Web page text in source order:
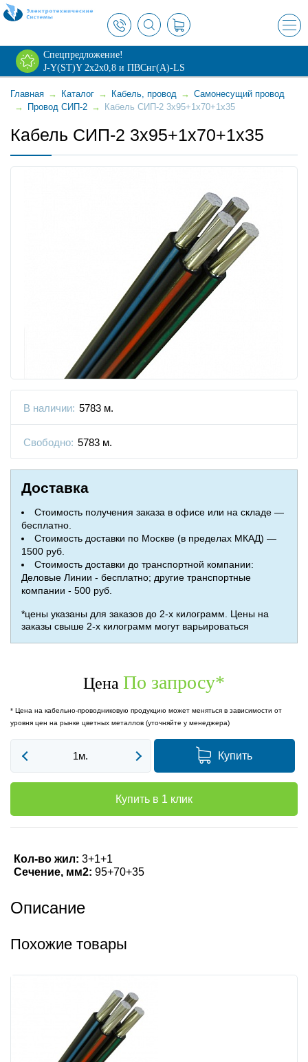
×
Спецпредложение!
J-Y(ST)Y 2х2х0,8 и ПВСнг(А)-LS
Главная → Каталог → Кабель, провод → Самонесущий провод
→
Провод СИП-2 → Кабель СИП-2 3x95+1x70+1x35
Кабель СИП-2 3x95+1x70+1x35
В наличии: 5783 м.
Свободно: 5783 м.
Доставка
Стоимость получения заказа в офисе или на складе —
бесплатно.
Стоимость доставки по Москве (в пределах МКАД) —
1500 руб.
Стоимость доставки до транспортной компании:
Деловые Линии - бесплатно; другие транспортные
компании - 500 руб.
*цены указаны для заказов до 2-х килограмм. Цены на
заказы свыше 2-х килограмм могут варьироваться
Цена По запросу*
* Цена на кабельно-проводниковую продукцию может меняться в зависимости от
уровня цен на рынке цветных металлов (уточняйте у менеджера)
Купить
Купить в 1 клик
Кол-во жил: 3+1+1
Сечение, мм2: 95+70+35
Описание
Похожие товары